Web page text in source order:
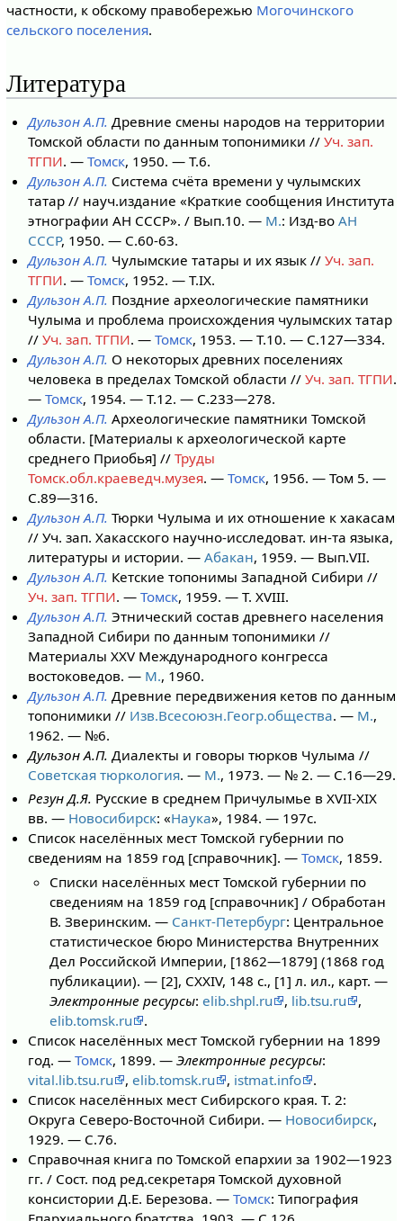
частности, к обскому правобережью Могочинского
сельского поселения.
Литература
Дульзон А.П. Древние смены народов на территории
Томской области по данным топонимики //Уч. зап.
ТГПИ. —Томск, 1950. — Т.6.
Дульзон А.П. Система счёта времени у чулымских
татар // науч.издание «Краткие сообщения Института
этнографии АН СССР». / Вып.10. — М.: Изд-воАН
СССР, 1950. — С.60-63.
Дульзон А.П. Чулымские татары и их язык //Уч. зап.
ТГПИ. —Томск, 1952. — Т.IX.
Дульзон А.П. Поздние археологические памятники
Чулыма и проблема происхождения чулымских татар
//Уч. зап. ТГПИ. —Томск, 1953. — Т.10. — С.127—334.
Дульзон А.П. О некоторых древних поселениях
человека в пределах Томской области //Уч. зап. ТГПИ.
—Томск, 1954. — Т.12. — С.233—278.
Дульзон А.П. Археологические памятники Томской
области. [Материалы к археологической карте
среднего Приобья] //Труды
Томск.обл.краеведч.музея. —Томск, 1956. — Том 5. —
С.89—316.
Дульзон А.П. Тюрки Чулыма и их отношение к хакасам
// Уч. зап. Хакасского научно-исследоват. ин-та языка,
литературы и истории. —Абакан, 1959. — Вып.VII.
Дульзон А.П. Кетские топонимы Западной Сибири //
Уч. зап. ТГПИ. —Томск, 1959. — Т. XVIII.
Дульзон А.П. Этнический состав древнего населения
Западной Сибири по данным топонимики //
Материалы XXV Международного конгресса
востоковедов. — М., 1960.
Дульзон А.П. Древние передвижения кетов по данным
топонимики // Изв.Все­союзн.Геогр.общества. — М.,
1962. — №6.
Дульзон А.П. Диалекты и говоры тюрков Чулыма //
Советская тюркология. — М., 1973. — № 2. — С.16—29.
Резун Д.Я. Русские в среднем Причулымье в XVII-XIX
вв. — Новосибирск: «Наука», 1984. — 197с.
Список населённых мест Томской губернии по
сведениям на 1859 год [справочник]. —Томск, 1859.
Списки населённых мест Томской губернии по
сведениям на 1859 год [справочник] / Обработан
В. Зверинским. — Санкт-Петербург: Центральное
статистическое бюро Министерства Внутренних
Дел Российской Империи, [1862—1879] (1868 год
публикации). — [2], CXXIV, 148 с., [1] л. ил., карт. —
Электронные ресурсы:elib.shpl.ru , lib.tsu.ru
,
elib.tomsk.ru
.
Список населённых мест Томской губернии на 1899
год. —Томск, 1899. —Электронные ресурсы:
vital.lib.tsu.ru
,elib.tomsk.ru , istmat.info
.
Список населённых мест Сибирского края. Т. 2:
Округа Северо-Восточной Сибири. — Новосибирск,
1929. — С.76.
Справочная книга по Томской епархии за 1902—1923
гг. / Сост. под ред.секретаря Томской духовной
консистории Д.Е. Березова. —Томск: Типография